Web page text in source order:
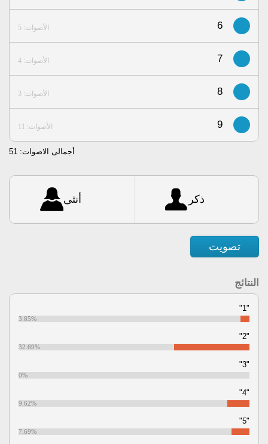
الأصوات: 5 6
الأصوات: 4 7
الأصوات: 3 8
الأصوات: 11 9
أجمالى الاصوات: 51
ذكر أنثى
تصويت
النتائج
"1"
3.85%
"2"
32.69%
"3"
0%
"4"
9.62%
"5"
7.69%